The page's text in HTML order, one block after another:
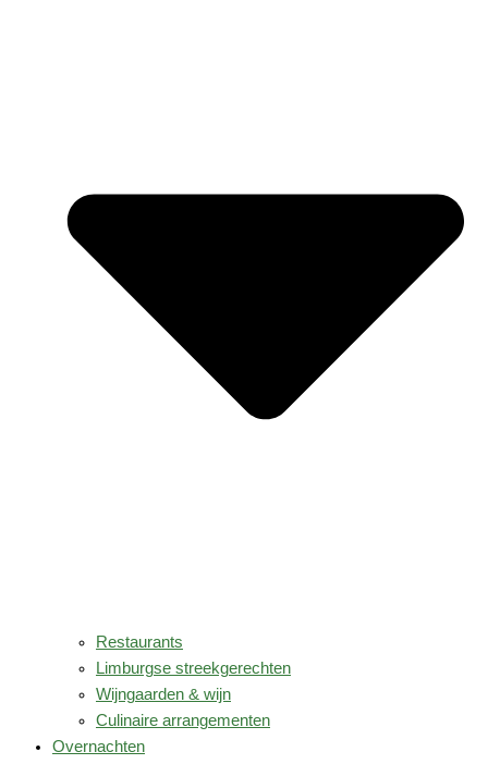
Restaurants
Limburgse streekgerechten
Wijngaarden & wijn
Culinaire arrangementen
Overnachten